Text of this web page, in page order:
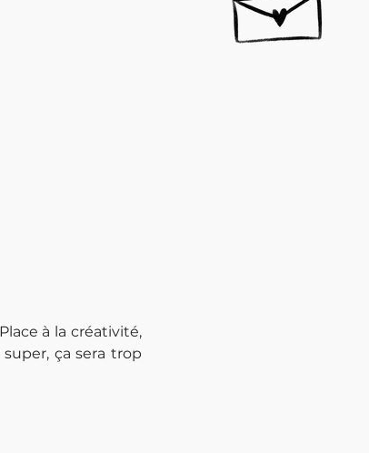
à la créativité,
ça sera trop